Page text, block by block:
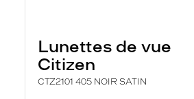
Lunettes de vue
Citizen
CTZ2101 405 NOIR SATIN